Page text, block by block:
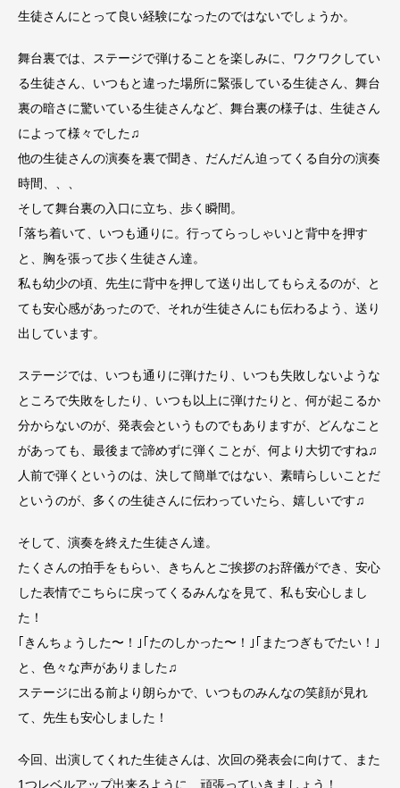
生徒さんにとって良い経験になったのではないでしょうか。
舞台裏では、ステージで弾けることを楽しみに、ワクワクしてい
る生徒さん、いつもと違った場所に緊張している生徒さん、舞台
裏の暗さに驚いている生徒さんなど、舞台裏の様子は、生徒さん
によって様々でした♫
他の生徒さんの演奏を裏で聞き、だんだん迫ってくる自分の演奏
時間、、、
そして舞台裏の入口に立ち、歩く瞬間。
｢落ち着いて、いつも通りに。行ってらっしゃい｣と背中を押す
と、胸を張って歩く生徒さん達。
私も幼少の頃、先生に背中を押して送り出してもらえるのが、と
ても安心感があったので、それが生徒さんにも伝わるよう、送り
出しています。
ステージでは、いつも通りに弾けたり、いつも失敗しないような
ところで失敗をしたり、いつも以上に弾けたりと、何が起こるか
分からないのが、発表会というものでもありますが、どんなこと
があっても、最後まで諦めずに弾くことが、何より大切ですね♫
人前で弾くというのは、決して簡単ではない、素晴らしいことだ
というのが、多くの生徒さんに伝わっていたら、嬉しいです♫
そして、演奏を終えた生徒さん達。
たくさんの拍手をもらい、きちんとご挨拶のお辞儀ができ、安心
した表情でこちらに戻ってくるみんなを見て、私も安心しまし
た！
｢きんちょうした〜！｣｢たのしかった〜！｣｢またつぎもでたい！｣
と、色々な声がありました♫
ステージに出る前より朗らかで、いつものみんなの笑顔が見れ
て、先生も安心しました！
今回、出演してくれた生徒さんは、次回の発表会に向けて、また
1つレベルアップ出来るように、頑張っていきましょう！